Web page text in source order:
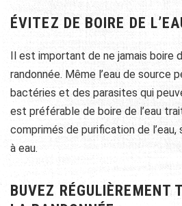
ÉVITEZ DE BOIRE DE
Il est important de ne jamais boire
randonnée. Même l’eau de source
bactéries et des parasites qui
est préférable de boire de l’eau
comprimés de purification de
à eau.
BUVEZ RÉGULIÈREMENT